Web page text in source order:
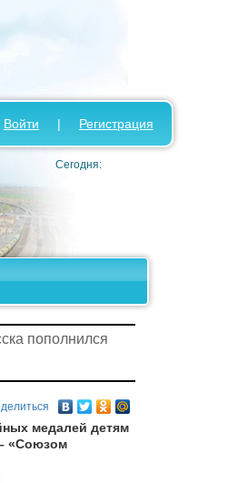
Войти | Регистрация
Сегодня:
пополнился
медалей детям
«Союзом